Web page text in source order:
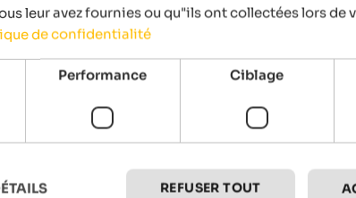
leur avez fournies ou qu"ils ont collectées lors de
de confidentialité
Performance Ciblage
REFUSER TOUT